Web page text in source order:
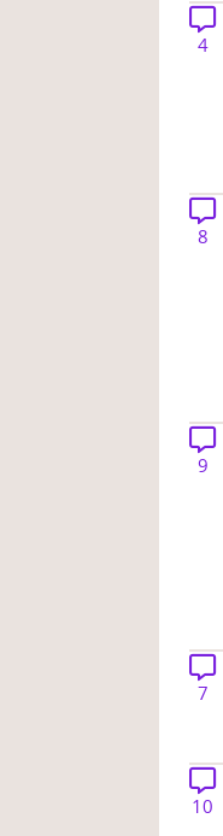
4
8
9
7
10